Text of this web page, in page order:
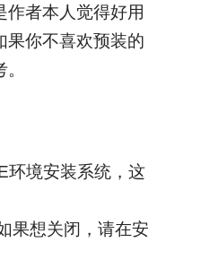
者本人觉得好用
果你不喜欢预装的
环境安装系统，这
果想关闭，请在安